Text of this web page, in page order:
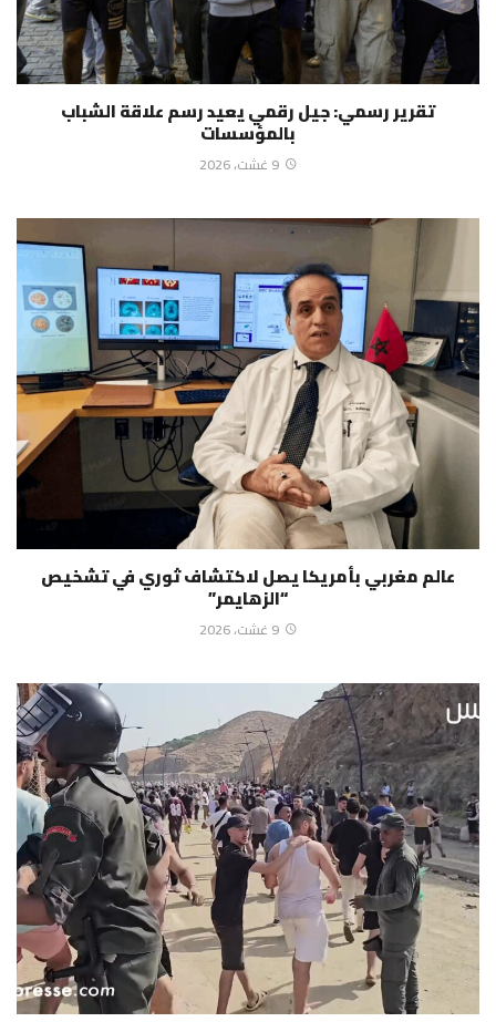
تقرير رسمي: جيل رقمي يعيد رسم علاقة الشباب
بالمؤسسات
9 غشت، 2026
عالم مغربي بأمريكا يصل لاكتشاف ثوري في تشخيص
“الزهايمر”
9 غشت، 2026